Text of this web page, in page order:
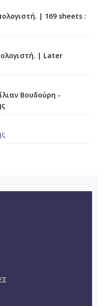
003-Sc-008-061-Fuga
003-Sc-008-062-Fuga
003-Sc-008-063-Έρως
003-Sc-008-065-Fuga
003-Sc-008-066-
003-Sc-008-068-Σπουδή
003-Sc-008-069-
003-Sc-008-070-
003-Sc-009-071-Etude
003-Sc-009-072-
003-Sc-009-077-
003-Sc-010-083-
003-Sc-010-084-
003-Sc-010-085-
| 169 sheets :
| Later
Βουδούρη -